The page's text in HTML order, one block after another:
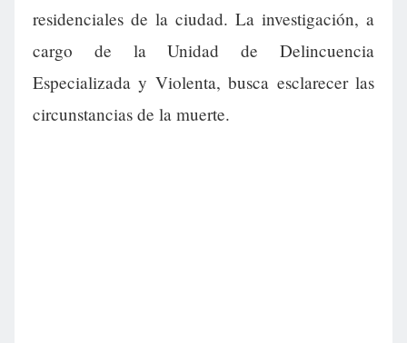
residenciales de la ciudad. La investigación, a
cargo de la Unidad de Delincuencia
Especializada y Violenta, busca esclarecer las
circunstancias de la muerte.